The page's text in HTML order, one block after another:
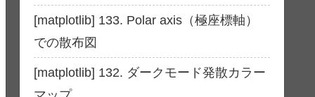
[matplotlib] 133. Polar axis（極座標軸）
での散布図
[matplotlib] 132. ダークモード発散カラー